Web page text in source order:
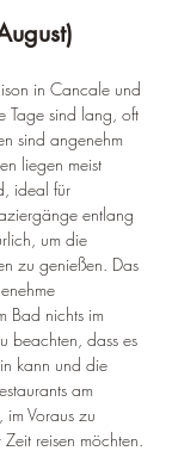
in Cancale und
Tage sind lang, oft
sind angenehm
liegen meist
ideal für
entlang
um die
zu genießen. Das
Bad nichts im
beachten, dass es
kann und die
am
im Voraus zu
reisen möchten.